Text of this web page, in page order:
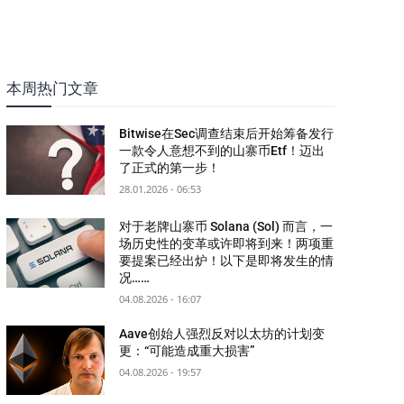
本周热门文章
Bitwise在Sec调查结束后开始筹备发行
一款令人意想不到的山寨币Etf！迈出
了正式的第一步！
28.01.2026 - 06:53
对于老牌山寨币 Solana (Sol) 而言，一
场历史性的变革或许即将到来！两项重
要提案已经出炉！以下是即将发生的情
况……
04.08.2026 - 16:07
Aave创始人强烈反对以太坊的计划变
更：“可能造成重大损害”
04.08.2026 - 19:57